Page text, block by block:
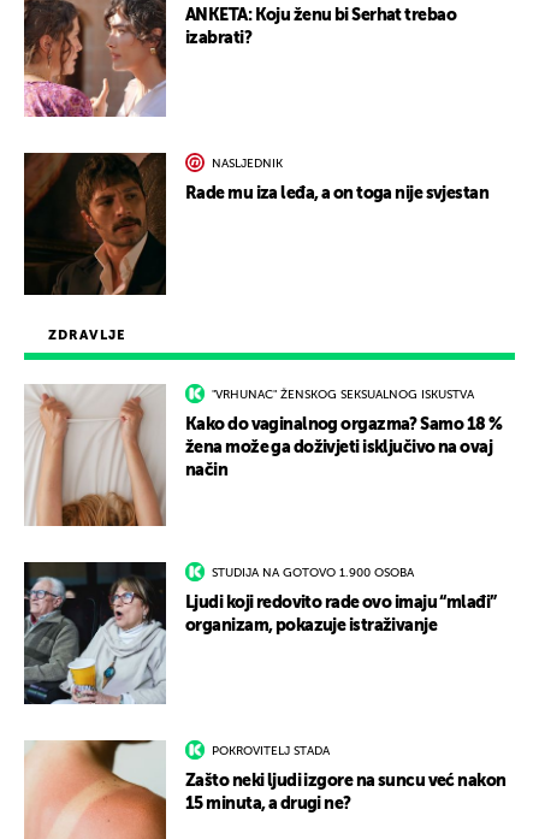
ZDRAVLJE
"VRHUNAC" ŽENSKOG SEKSUALNOG ISKUSTVA
Kako do vaginalnog orgazma? Samo 18 %
žena može ga doživjeti isključivo na ovaj
način
STUDIJA NA GOTOVO 1.900 OSOBA
Ljudi koji redovito rade ovo imaju “mlađi”
organizam, pokazuje istraživanje
POKROVITELJ STADA
Zašto neki ljudi izgore na suncu već nakon
15 minuta, a drugi ne?
ANKETA: Koju ženu bi Serhat trebao
izabrati?
NASLJEDNIK
Rade mu iza leđa, a on toga nije svjestan